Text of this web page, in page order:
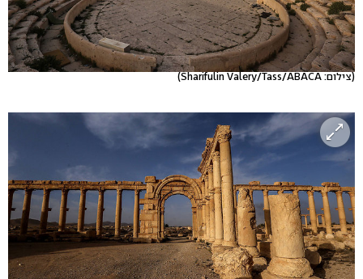
(צילום: Sharifulin Valery/Tass/ABACA)